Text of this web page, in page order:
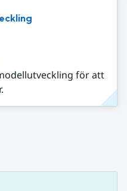
för att